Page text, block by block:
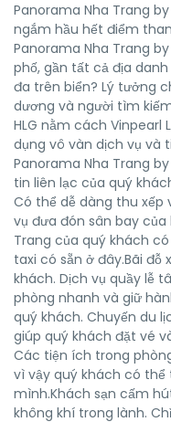
Panorama Nha Trang
ngắm hầu hết điểm
Panorama Nha Trang
phố, gần tất cả địa
đa trên biển? Lý tưởng
dương và người tìm
HLG nằm cách Vinpearl
dụng vô vàn dịch vụ và
Panorama Nha Trang
tin liên lạc của quý
Có thể dễ dàng thu xếp
vụ đưa đón sân bay
Trang của quý khách
taxi có sẵn ở đây.Bãi
khách. Dịch vụ quầy lễ
phòng nhanh và giữ
quý khách. Chuyến du
giúp quý khách đặt vé
Các tiện ích trong
vì vậy quý khách có
mình.Khách sạn cấm
không khí trong lành.